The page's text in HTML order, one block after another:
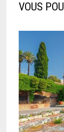
VOUS